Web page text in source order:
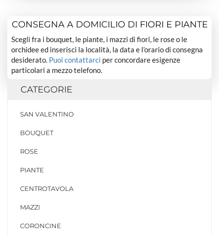
CONSEGNA A DOMICILIO DI FIORI E PIANTE
Scegli fra i bouquet, le piante, i mazzi di fiori, le rose o le
orchidee ed inserisci la località, la data e l’orario di consegna
desiderato. Puoi contattarci per concordare esigenze
particolari a mezzo telefono.
CATEGORIE
SAN VALENTINO
BOUQUET
ROSE
PIANTE
CENTROTAVOLA
MAZZI
CORONCINE